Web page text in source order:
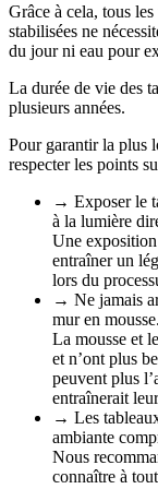
Grâce à cela, tous
stabilisées ne
du jour ni eau pour
La durée de vie des
plusieurs années.
Pour garantir la plus
respecter les points
→ Exposer le
à la lumière
Une
entraîner un
lors du
→ Ne jamais
mur en mousse.
La mousse et
et n’ont plus
peuvent plus
entraînerait
→ Les
ambiante
Nous
connaître à